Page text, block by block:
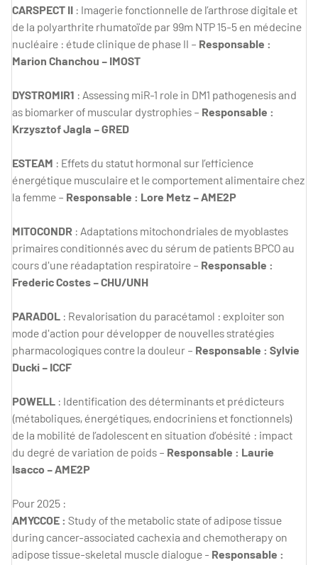
CARSPECT II : Imagerie fonctionnelle de l’arthrose digitale et
de la polyarthrite rhumatoïde par 99m NTP 15-5 en médecine
nucléaire : étude clinique de phase II – Responsable :
Marion Chanchou – IMOST
DYSTROMIR1 : Assessing miR-1 role in DM1 pathogenesis and
as biomarker of muscular dystrophies – Responsable :
Krzysztof Jagla – GRED
ESTEAM : Effets du statut hormonal sur l’efficience
énergétique musculaire et le comportement alimentaire chez
la femme – Responsable : Lore Metz – AME2P
MITOCONDR : Adaptations mitochondriales de myoblastes
primaires conditionnés avec du sérum de patients BPCO au
cours d'une réadaptation respiratoire – Responsable :
Frederic Costes – CHU/UNH
PARADOL : Revalorisation du paracétamol : exploiter son
mode d'action pour développer de nouvelles stratégies
pharmacologiques contre la douleur – Responsable : Sylvie
Ducki – ICCF
POWELL : Identification des déterminants et prédicteurs
(métaboliques, énergétiques, endocriniens et fonctionnels)
de la mobilité de l’adolescent en situation d’obésité : impact
du degré de variation de poids – Responsable : Laurie
Isacco – AME2P
Pour 2025 :
AMYCCOE : Study of the metabolic state of adipose tissue
during cancer-associated cachexia and chemotherapy on
adipose tissue-skeletal muscle dialogue - Responsable :